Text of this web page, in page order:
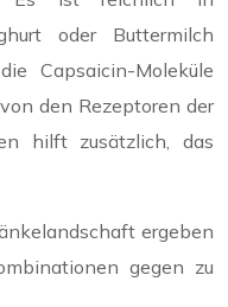
oder Buttermilch
Capsaicin-Moleküle
den Rezeptoren der
hilft zusätzlich, das
ergeben
gegen zu